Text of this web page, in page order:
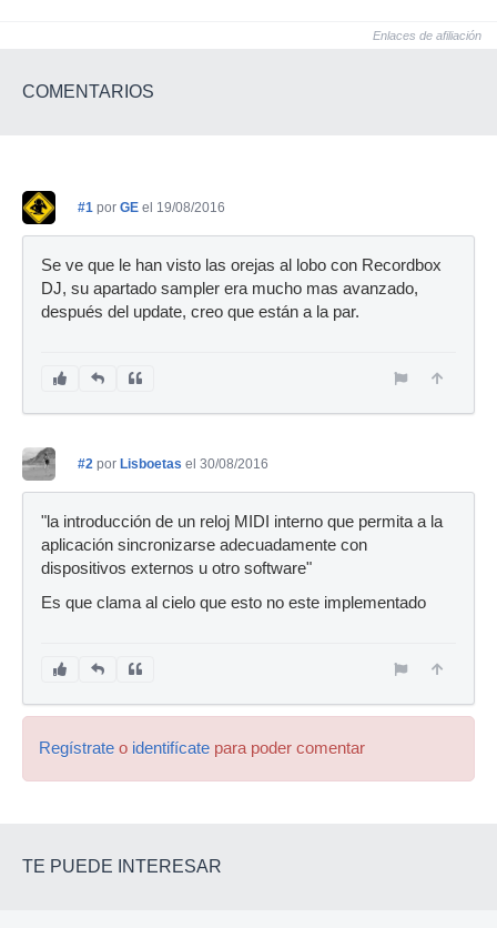
Enlaces de afiliación
COMENTARIOS
#1 por GE el 19/08/2016
Se ve que le han visto las orejas al lobo con Recordbox
DJ, su apartado sampler era mucho mas avanzado,
después del update, creo que están a la par.
#2 por Lisboetas el 30/08/2016
"la introducción de un reloj MIDI interno que permita a la
aplicación sincronizarse adecuadamente con
dispositivos externos u otro software"
Es que clama al cielo que esto no este implementado
Regístrate o identifícate para poder comentar
TE PUEDE INTERESAR